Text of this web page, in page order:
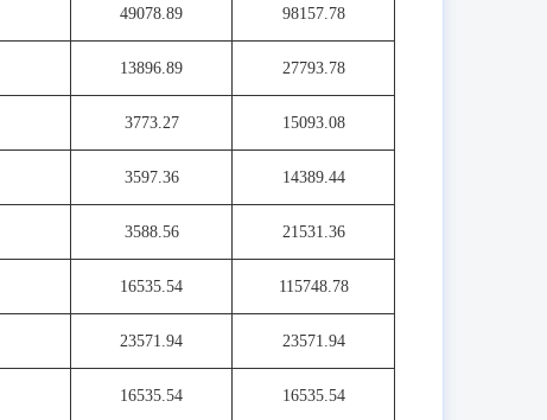
49078.89 98157.78
13896.89 27793.78
3773.27 15093.08
3597.36 14389.44
3588.56 21531.36
16535.54 115748.78
23571.94 23571.94
16535.54 16535.54